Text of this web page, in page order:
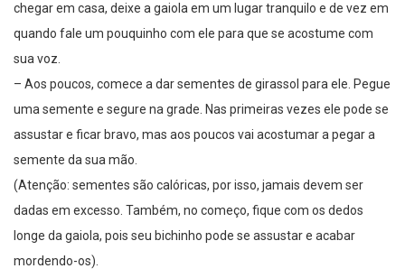
chegar em casa, deixe a gaiola em um lugar tranquilo e de vez em
quando fale um pouquinho com ele para que se acostume com
sua voz.
– Aos poucos, comece a dar sementes de girassol para ele. Pegue
uma semente e segure na grade. Nas primeiras vezes ele pode se
assustar e ficar bravo, mas aos poucos vai acostumar a pegar a
semente da sua mão.
(Atenção: sementes são calóricas, por isso, jamais devem ser
dadas em excesso. Também, no começo, fique com os dedos
longe da gaiola, pois seu bichinho pode se assustar e acabar
mordendo-os).